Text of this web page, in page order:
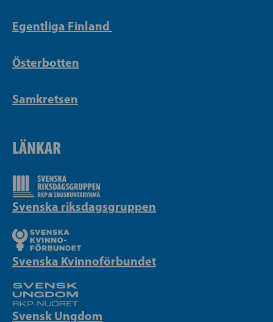
Egentliga Finland
Österbotten
Samkretsen
LÄNKAR
Svenska riksdagsgruppen
Svenska Kvinnoförbundet
Svensk Ungdom